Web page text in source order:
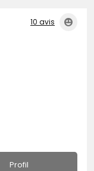
10 avis
Profil